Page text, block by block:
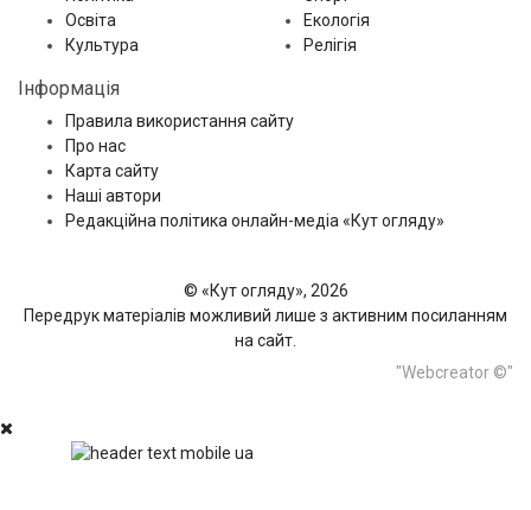
Освіта
Культура
Екологія
Релігія
Інформація
Правила використання сайту
Про нас
Карта сайту
Наші автори
Редакційна політика онлайн-медіа «Кут огляду»
© «Кут огляду», 2026
Передрук матеріалів можливий лише з активним посиланням
на сайт.
"Webcreator ©"